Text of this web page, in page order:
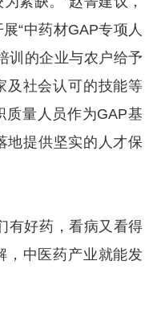
“中药材GAP专项人
训的企业与农户给予
及社会认可的技能等
质量人员作为GAP基
地提供坚实的人才保
有好药，看病又看得
，中医药产业就能发